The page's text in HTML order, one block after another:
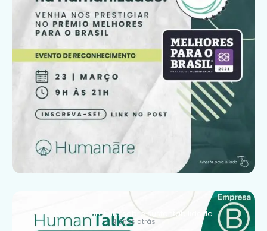
Webinar gratuito sobre sustentabilidade
4 anos atrás